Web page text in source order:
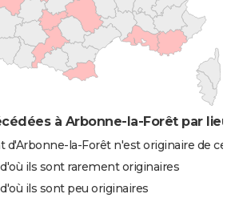
à Arbonne-la-Forêt par
d'Arbonne-la-Forêt n'est originaire de
ils sont rarement originaires
ils sont peu originaires